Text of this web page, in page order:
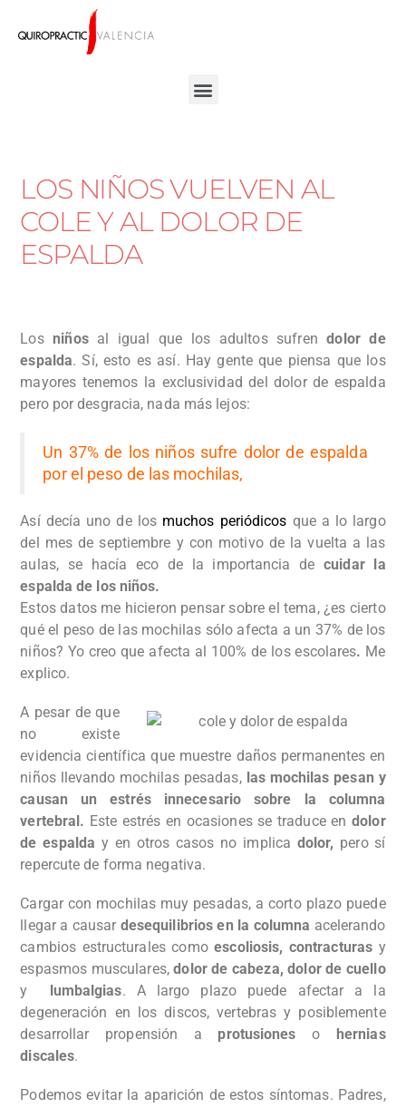
LOS NIÑOS VUELVEN AL
COLE Y AL DOLOR DE
ESPALDA
Los niñosal igual que los adultos sufren dolor de
espalda. Sí, esto es así. Hay gente que piensa que los
mayores tenemos la exclusividad del dolor de espalda
pero por desgracia, nada más lejos:
Un 37% de los niños sufre dolor de espalda
por el peso de las mochilas,
Así decía uno de los muchos periódicos que a lo largo
del mes de septiembre y con motivo de la vuelta a las
aulas, se hacía eco de la importancia decuidar
la
espalda de los niños.
Estos datos me hicieron pensar sobre el tema, ¿es cierto
qué el peso de las mochilas sólo afecta a un 37% de los
niños? Yo creo que afecta al 100% de los escolares. Me
explico.
A pesar de que
no existe
evidencia científica que muestre daños permanentes en
niños llevando mochilas pesadas, las mochilas pesan y
causanun estrés innecesario sobre la columna
vertebral. Este estrés en ocasiones se traduce endolor
de espalda y en otros casos no implica dolor, pero sí
repercute de forma negativa.
Cargar con mochilas muy pesadas, a corto plazo puede
llegar a causar desequilibrios en la columna acelerando
cambios estructurales comoescoliosis, contracturas y
espasmos musculares,dolor de cabeza, dolor de cuello
y
lumbalgias. A largo plazo puede afectar a la
degeneración en los discos, vertebras y posiblemente
desarrollar propensión a protusiones o hernias
discales.
Podemos evitar la aparición de estos síntomas. Padres,